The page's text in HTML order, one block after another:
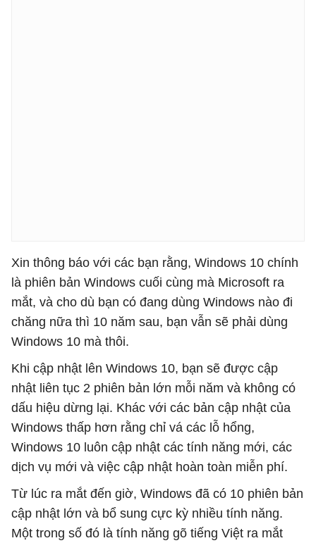
Xin thông báo với các bạn rằng, Windows 10 chính
là phiên bản Windows cuối cùng mà Microsoft ra
mắt, và cho dù bạn có đang dùng Windows nào đi
chăng nữa thì 10 năm sau, bạn vẫn sẽ phải dùng
Windows 10 mà thôi.
Khi cập nhật lên Windows 10, bạn sẽ được cập
nhật liên tục 2 phiên bản lớn mỗi năm và không có
dấu hiệu dừng lại. Khác với các bản cập nhật của
Windows thấp hơn rằng chỉ vá các lỗ hổng,
Windows 10 luôn cập nhật các tính năng mới, các
dịch vụ mới và việc cập nhật hoàn toàn miễn phí.
Từ lúc ra mắt đến giờ, Windows đã có 10 phiên bản
cập nhật lớn và bổ sung cực kỳ nhiều tính năng.
Một trong số đó là tính năng gõ tiếng Việt ra mắt